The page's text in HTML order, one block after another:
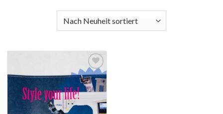
Auf die
Wunschliste